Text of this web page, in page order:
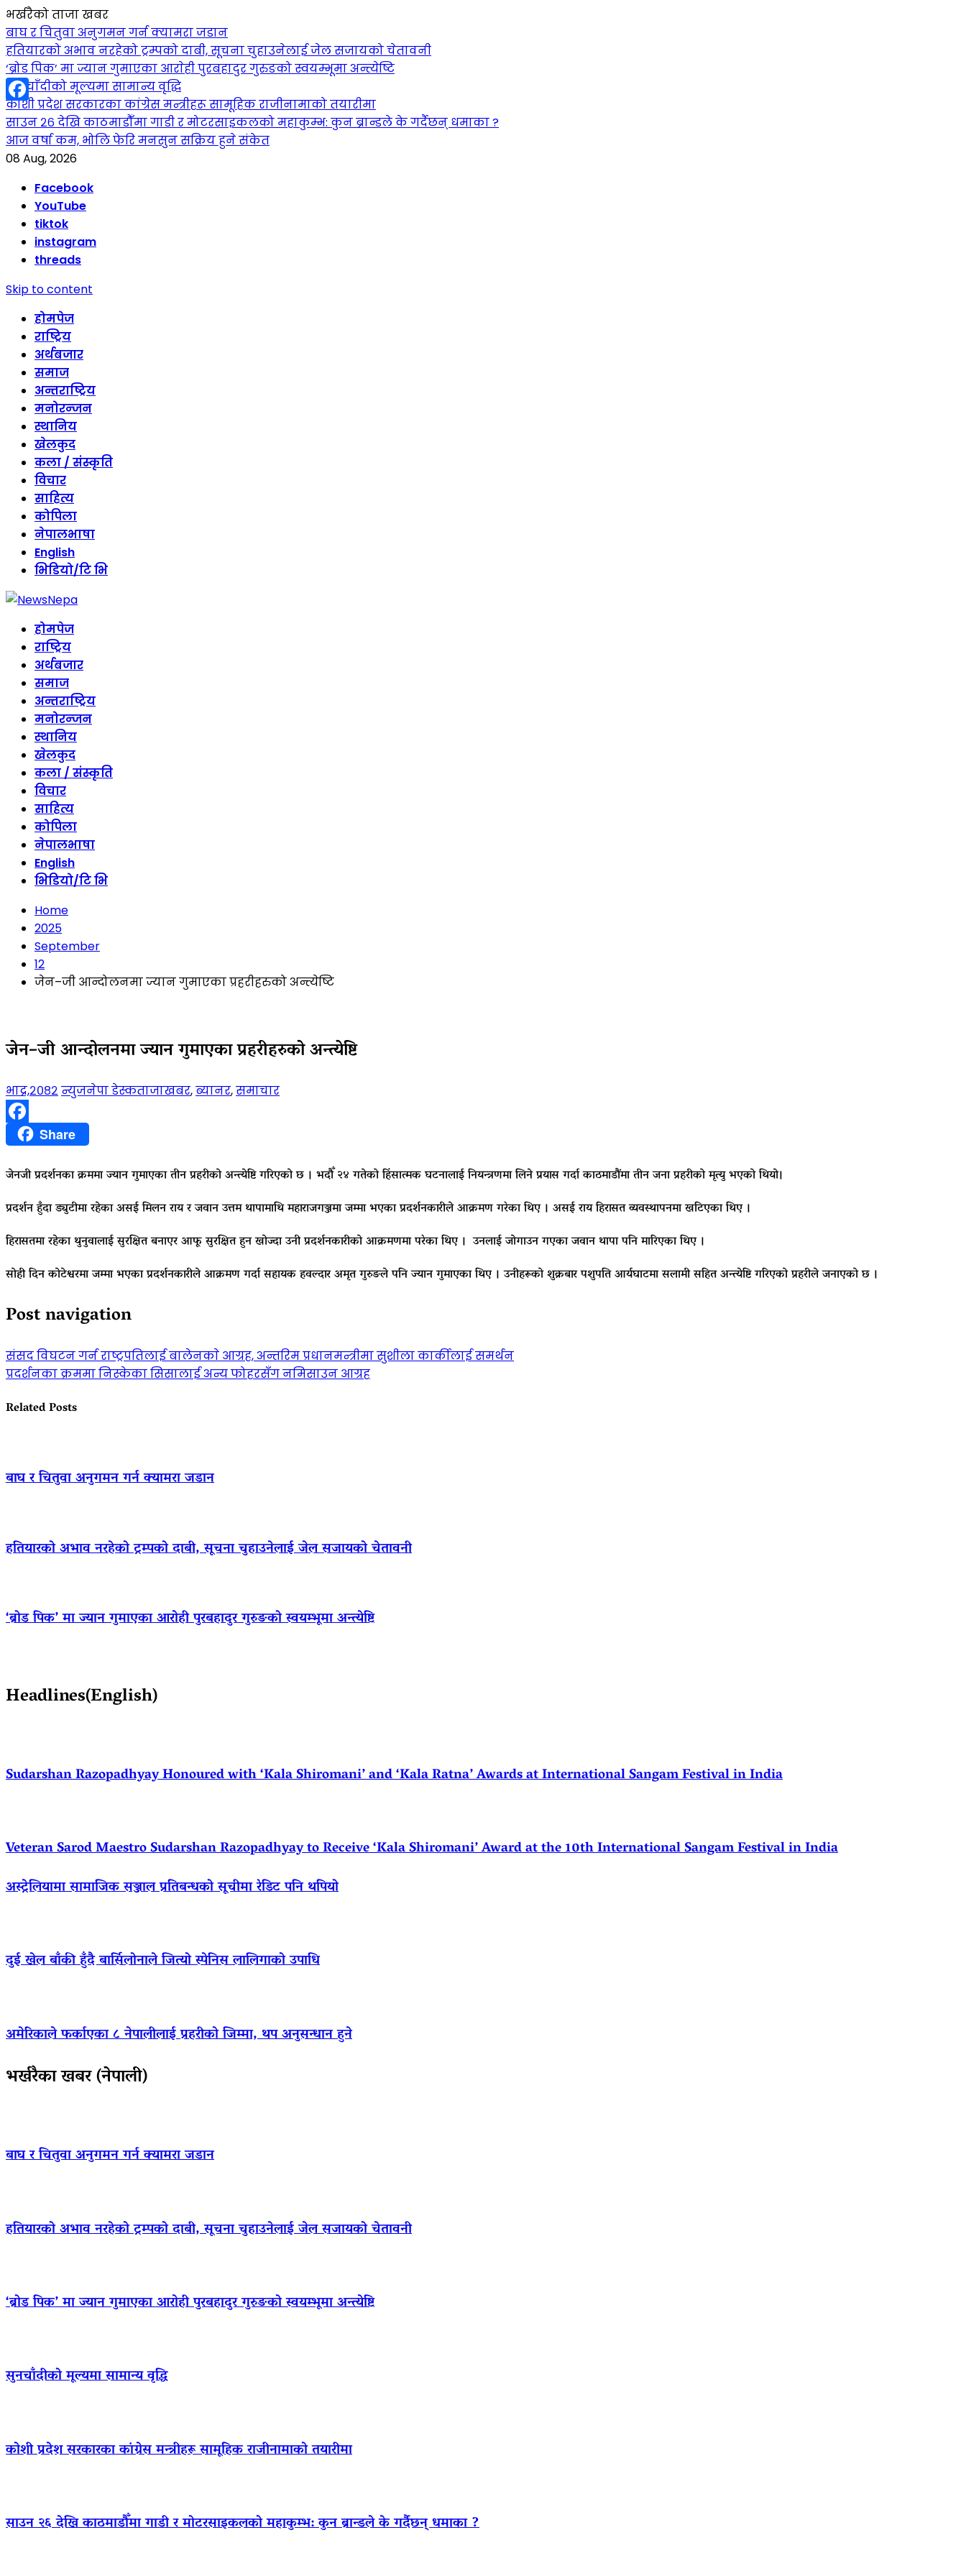
भर्खरैको ताजा खबर
बाघ र चितुवा अनुगमन गर्न क्यामरा जडान
हतियारको अभाव नरहेको ट्रम्पको दाबी, सूचना चुहाउनेलाई जेल सजायको चेतावनी
‘ब्रोड पिक’ मा ज्यान गुमाएका आराेही पुरबहादुर गुरुङको स्वयम्भूमा अन्त्येष्टि
सुनचाँदीको मूल्यमा सामान्य वृद्धि
कोशी प्रदेश सरकारका कांग्रेस मन्त्रीहरू सामूहिक राजीनामाको तयारीमा
साउन २६ देखि काठमाडौँमा गाडी र मोटरसाइकलको महाकुम्भ: कुन ब्रान्डले के गर्दैछन् धमाका ?
आज वर्षा कम, भोलि फेरि मनसुन सक्रिय हुने संकेत
08 Aug, 2026
Facebook
YouTube
tiktok
instagram
threads
Skip to content
होमपेज
राष्ट्रिय
अर्थबजार
समाज
अन्तराष्ट्रिय
मनोरन्जन
स्थानिय
खेलकुद
कला / संस्कृति
विचार
साहित्य
कोपिला
नेपालभाषा
English
भिडियो/टि भि
होमपेज
राष्ट्रिय
अर्थबजार
समाज
अन्तराष्ट्रिय
मनोरन्जन
स्थानिय
खेलकुद
कला / संस्कृति
विचार
साहित्य
कोपिला
नेपालभाषा
English
भिडियो/टि भि
Home
2025
September
12
जेन–जी आन्दोलनमा ज्यान गुमाएका प्रहरीहरुको अन्त्येष्टि
जेन–जी आन्दोलनमा ज्यान गुमाएका प्रहरीहरुको अन्त्येष्टि
भाद्र,२०८२ न्युजनेपा डेस्कताजाखबर,ब्यानर,समाचार
FacebookShare
जेनजी प्रदर्शनका क्रममा ज्यान गुमाएका तीन प्रहरीको अन्त्येष्टि गरिएको छ । भदौँ २४ गतेको हिंसात्मक घटनालाई नियन्त्रणमा लिने प्रयास गर्दा काठमाडौंमा तीन जना प्रहरीको मृत्यु भएको थियो।
प्रदर्शन हुँदा ड्युटीमा रहेका असई मिलन राय र जवान उत्तम थापामाथि महाराजगञ्जमा जम्मा भएका प्रदर्शनकारीले आक्रमण गरेका थिए । असई राय हिरासत व्यवस्थापनमा खटिएका थिए ।
हिरासतमा रहेका थुनुवालाई सुरक्षित बनाएर आफू सुरक्षित हुन खोज्दा उनी प्रदर्शनकारीको आक्रमणमा परेका थिए । उनलाई जोगाउन गएका जवान थापा पनि मारिएका थिए ।
सोही दिन कोटेश्वरमा जम्मा भएका प्रदर्शनकारीले आक्रमण गर्दा सहायक हवल्दार अमृत गुरुङले पनि ज्यान गुमाएका थिए । उनीहरूको शुक्रबार पशुपति आर्यघाटमा सलामी सहित अन्त्येष्टि गरिएको प्रहरीले जनाएको छ ।
Post navigation
संसद विघटन गर्न राष्ट्रपतिलाई बालेनकाे आग्रह, अन्तरिम प्रधानमन्त्रीमा सुशीला कार्कीलाई समर्थन
प्रदर्शनका क्रममा निस्केका सिसालाई अन्य फोहरसँग नमिसाउन आग्रह
Related Posts
बाघ र चितुवा अनुगमन गर्न क्यामरा जडान
हतियारको अभाव नरहेको ट्रम्पको दाबी, सूचना चुहाउनेलाई जेल सजायको चेतावनी
‘ब्रोड पिक’ मा ज्यान गुमाएका आराेही पुरबहादुर गुरुङको स्वयम्भूमा अन्त्येष्टि
Headlines(English)
Sudarshan Razopadhyay Honoured with ‘Kala Shiromani’ and ‘Kala Ratna’ Awards at International Sangam Festival in India
Veteran Sarod Maestro Sudarshan Razopadhyay to Receive ‘Kala Shiromani’ Award at the 10th International Sangam Festival in India
अस्ट्रेलियामा सामाजिक सञ्जाल प्रतिबन्धको सूचीमा रेडिट पनि थपियो
दुई खेल बाँकी हुँदै बार्सिलोनाले जित्यो स्पेनिस लालिगाको उपाधि
अमेरिकाले फर्काएका ८ नेपालीलाई प्रहरीको जिम्मा, थप अनुसन्धान हुने
भर्खरैका खबर (नेपाली)
बाघ र चितुवा अनुगमन गर्न क्यामरा जडान
हतियारको अभाव नरहेको ट्रम्पको दाबी, सूचना चुहाउनेलाई जेल सजायको चेतावनी
‘ब्रोड पिक’ मा ज्यान गुमाएका आराेही पुरबहादुर गुरुङको स्वयम्भूमा अन्त्येष्टि
सुनचाँदीको मूल्यमा सामान्य वृद्धि
कोशी प्रदेश सरकारका कांग्रेस मन्त्रीहरू सामूहिक राजीनामाको तयारीमा
साउन २६ देखि काठमाडौँमा गाडी र मोटरसाइकलको महाकुम्भ: कुन ब्रान्डले के गर्दैछन् धमाका ?
Facebook